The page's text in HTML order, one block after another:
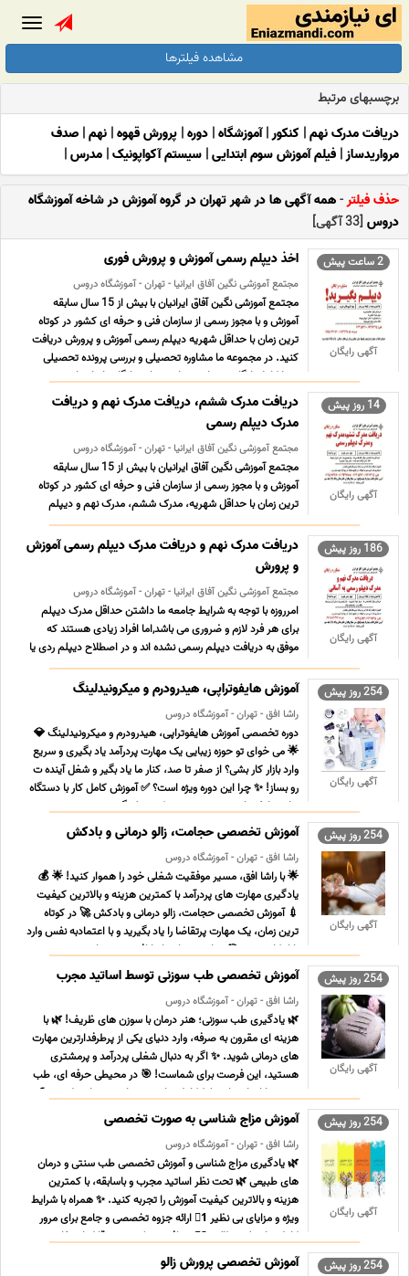
مشاهده فیلترها
برچسبهای مرتبط
دریافت مدرک نهم| کنکور|آموزشگاه| دوره| پرورش قهوه| نهم| صدف
مرواریدساز| فیلم آموزش سوم ابتدایی| سیستم آکواپونیک| مدرس|
حذف فیلتر-همه آگهی ها در شهر تهران در گروه آموزش در شاخه آموزشگاه
دروس [33 آگهی]
2 ساعت پیش
آگهی رایگان
اخذ دیپلم رسمی آموزش و پرورش فوری
مجتمع آموزشی نگین آفاق ایرانیا - تهران - آموزشگاه دروس
مجتمع آموزشی نگین آفاق ایرانیان با بیش از 15 سال سابقه
آموزش و با مجوز رسمی از سازمان فنی و حرفه ای کشور در کوتاه
ترین زمان با حداقل شهریه دیپلم رسمی آموزش و پرورش دریافت
کنید. در مجموعه ما مشاوره تحصیلی و بررسی پرونده تحصیلی
شما کاملا رایگان می باشد. برای مشاوره رایگان با ما تما ... ...
14 روز پیش
آگهی رایگان
دریافت مدرک ششم، دریافت مدرک نهم و دریافت
مدرک دیپلم رسمی
مجتمع آموزشی نگین آفاق ایرانیا - تهران - آموزشگاه دروس
مجتمع آموزشی نگین آفاق ایرانیان با بیش از 15 سال سابقه
آموزش و با مجوز رسمی از سازمان فنی و حرفه ای کشور در کوتاه
ترین زمان با حداقل شهریه، مدرک ششم، مدرک نهم و دیپلم
رسمی آموزش و پرورش دریافت کنید. در مجموعه ما مشاوره
تحصیلی و بررسی پرونده تحصیلی شما کاملا رایگان می باشد. برای
م ... ...
186 روز پیش
آگهی رایگان
دریافت مدرک نهم و دریافت مدرک دیپلم رسمی آموزش
و پرورش
مجتمع آموزشی نگین آفاق ایرانیا - تهران - آموزشگاه دروس
امرروزه با توجه به شرایط جامعه ما داشتن حداقل مدرک دیپلم
برای هر فرد لازم و ضروری می باشد,اما افراد زیادی هستند که
موفق به دریافت دیپلم رسمی نشده اند و در اصطلاح دیپلم ردی یا
ترک تحصیلی می باشند,این افراد بدون در نظر گرفتن سال تولد و
آخرین مقطع تحصیلی امکان دریافت دیپلم رسمی آموز ... ...
254 روز پیش
آگهی رایگان
آموزش هایفوتراپی، هیدرودرم و میکرونیدلینگ
راشا افق - تهران - آموزشگاه دروس
دوره تخصصی آموزش هایفوتراپی، هیدرودرم و میکرونیدلینگ 💎
🌟 می خوای تو حوزه زیبایی یک مهارت پردرآمد یاد بگیری و سریع
وارد بازار کار بشی؟ از صفر تا صد، کنار ما یاد بگیر و شغل آینده ت
رو بساز! ✨ چرا این دوره ویژه است؟ ✅ آموزش کامل کار با دستگاه
های هایفوتراپی، هیدرودرم و میکرونیدلینگ ... ...
254 روز پیش
آگهی رایگان
آموزش تخصصی حجامت، زالو درمانی و بادکش
راشا افق - تهران - آموزشگاه دروس
🌟 با راشا افق، مسیر موفقیت شغلی خود را هموار کنید! 🌟 💰
یادگیری مهارت های پردرآمد با کمترین هزینه و بالاترین کیفیت
💉 آموزش تخصصی حجامت، زالو درمانی و بادکش 🚀 در کوتاه
ترین زمان، یک مهارت پرتقاضا را یاد بگیرید و با اعتمادبه نفس وارد
بازار کار شوید. 🎯 چرا دوره های راشا افق بهترین ان ... ...
254 روز پیش
آگهی رایگان
آموزش تخصصی طب سوزنی توسط اساتید مجرب
راشا افق - تهران - آموزشگاه دروس
🌿 یادگیری طب سوزنی؛ هنر درمان با سوزن های ظریف! 🌿 با
هزینه ای مقرون به صرفه، وارد دنیای یکی از پرطرفدارترین مهارت
های درمانی شوید. ✨ اگر به دنبال شغلی پردرآمد و پرمشتری
هستید، این فرصت برای شماست! 🎯 در محیطی حرفه ای، طب
سوزنی را از پایه تا تسلط کامل بیاموزید و با روش های طبیعی، آ ...
...
254 روز پیش
آگهی رایگان
آموزش مزاج شناسی به صورت تخصصی
راشا افق - تهران - آموزشگاه دروس
🌿 یادگیری مزاج شناسی و آموزش تخصصی طب سنتی و درمان
های طبیعی 🌿 تحت نظر اساتید مجرب و باسابقه، با کمترین
هزینه و بالاترین کیفیت آموزش را تجربه کنید. ✨ همراه با شرایط
ویژه و مزایای بی نظیر 1⃣ ارائه جزوه تخصصی و جامع برای مرور
کامل و اصولی مطالب 2⃣ دریافت مدرک معتبر قابل استفاده در ...
...
254 روز پیش آموزش تخصصی پرورش زالو